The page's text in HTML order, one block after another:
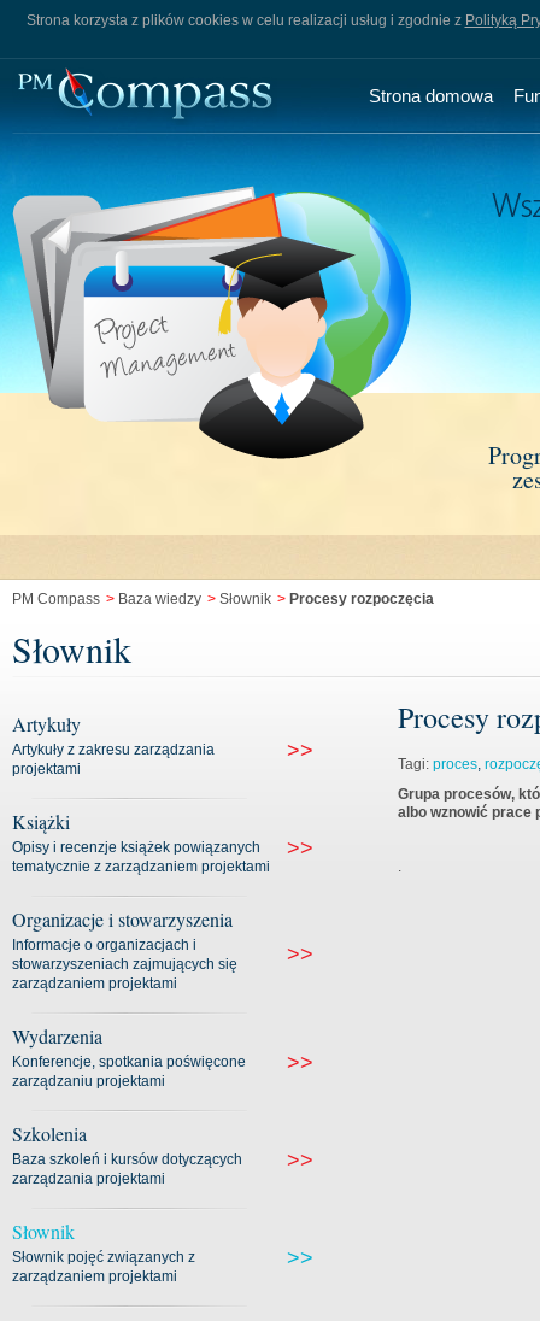
Strona korzysta z plików cookies w celu realizacji usług i zgodnie z Polityką
Strona domowa
PM Compass > Baza wiedzy > Słownik > Procesy rozpoczęcia
Słownik
Artykuły
Artykuły z zakresu zarządzania
projektami
>>
Książki
Opisy i recenzje książek powiązanych
tematycznie z zarządzaniem projektami
>>
Organizacje i stowarzyszenia
Informacje o organizacjach i
stowarzyszeniach zajmujących się
zarządzaniem projektami
>>
Wydarzenia
Konferencje, spotkania poświęcone
zarządzaniu projektami
>>
Szkolenia
Baza szkoleń i kursów dotyczących
zarządzania projektami
>>
Słownik
Słownik pojęć związanych z
zarządzaniem projektami
>>
Procesy
Tagi: proces,
Grupa procesów,
albo wznowić prace
.